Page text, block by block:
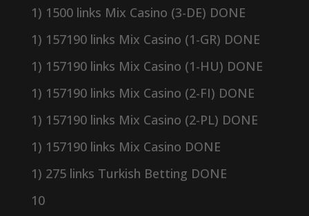
1) 1500 links Mix Casino (3-DE) DONE
1) 157190 links Mix Casino (1-GR) DONE
1) 157190 links Mix Casino (1-HU) DONE
1) 157190 links Mix Casino (2-FI) DONE
1) 157190 links Mix Casino (2-PL) DONE
1) 157190 links Mix Casino DONE
1) 275 links Turkish Betting DONE
10